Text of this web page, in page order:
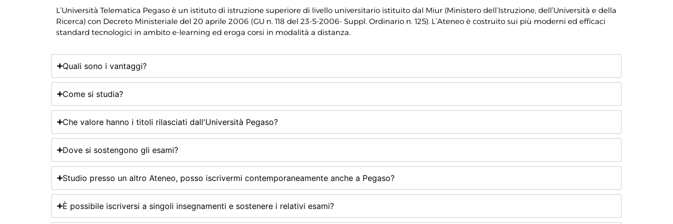
L’Università Telematica Pegaso è un istituto di istruzione superiore di livello universitario istituito dal Miur (Ministero dell’Istruzione, dell’Università e della
Ricerca) con Decreto Ministeriale del 20 aprile 2006 (GU n. 118 del 23-5-2006- Suppl. Ordinario n. 125). L’Ateneo è costruito sui più moderni ed efficaci
standard tecnologici in ambito e-learning ed eroga corsi in modalità a distanza.
Quali sono i vantaggi?
Come si studia?
Che valore hanno i titoli rilasciati dall'Università Pegaso?
Dove si sostengono gli esami?
Studio presso un altro Ateneo, posso iscrivermi contemporaneamente anche a Pegaso?
È possibile iscriversi a singoli insegnamenti e sostenere i relativi esami?